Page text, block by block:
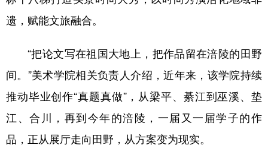
遗，赋能文旅融合。
“把论文写在祖国大地上，把作品留在涪陵的田野
间。”美术学院相关负责人介绍，近年来，该学院持续
推动毕业创作“真题真做”，从梁平、綦江到巫溪、垫
江、合川，再到今年的涪陵，一届又一届学子的作
品，正从展厅走向田野，从方案变为现实。